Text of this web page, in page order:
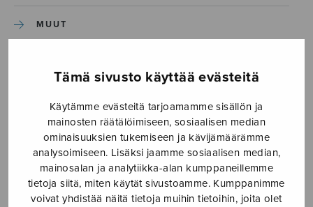
Tämä sivusto käyttää evästeitä
Käytämme evästeitä tarjoamamme sisällön ja
mainosten räätälöimiseen, sosiaalisen median
ominaisuuksien tukemiseen ja kävijämäärämme
analysoimiseen. Lisäksi jaamme sosiaalisen median,
mainosalan ja analytiikka-alan kumppaneillemme
tietoja siitä, miten käytät sivustoamme. Kumppanimme
voivat yhdistää näitä tietoja muihin tietoihin, joita olet
MUUT
SEKAKUORO
SOITINKOULUT JA OPPAAT
SOITINMUSIIKKI